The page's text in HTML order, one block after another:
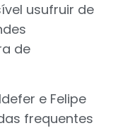
usufruir de
de
e Felipe
frequentes